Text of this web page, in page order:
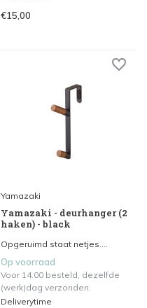
€15,00
Yamazaki
Yamazaki - deurhanger (2
haken) - black
Opgeruimd staat netjes....
Op voorraad
Voor 14.00 besteld, dezelfde
(werk)dag verzonden.
Deliverytime